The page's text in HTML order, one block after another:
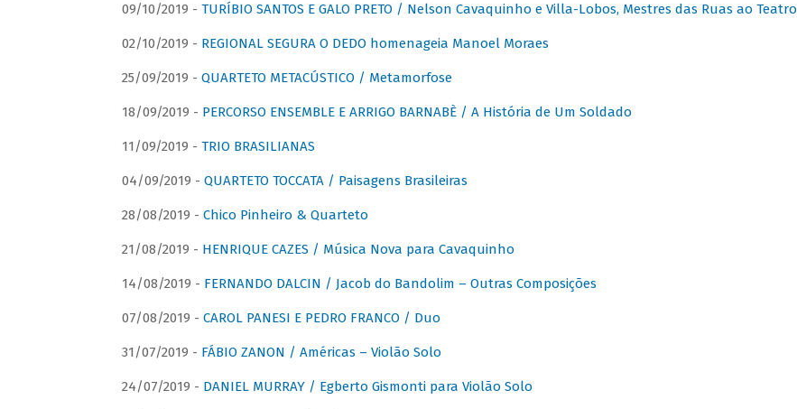
09/10/2019 - TURÍBIO SANTOS E GALO PRETO / Nelson Cavaquinho e Villa-Lobos, Mestres das Ruas ao Teatro
02/10/2019 - REGIONAL SEGURA O DEDO homenageia Manoel Moraes
25/09/2019 - QUARTETO METACÚSTICO / Metamorfose
18/09/2019 - PERCORSO ENSEMBLE E ARRIGO BARNABÈ / A História de Um Soldado
11/09/2019 - TRIO BRASILIANAS
04/09/2019 - QUARTETO TOCCATA / Paisagens Brasileiras
28/08/2019 - Chico Pinheiro & Quarteto
21/08/2019 - HENRIQUE CAZES / Música Nova para Cavaquinho
14/08/2019 - FERNANDO DALCIN / Jacob do Bandolim – Outras Composições
07/08/2019 - CAROL PANESI E PEDRO FRANCO / Duo
31/07/2019 - FÁBIO ZANON / Américas – Violão Solo
24/07/2019 - DANIEL MURRAY / Egberto Gismonti para Violão Solo